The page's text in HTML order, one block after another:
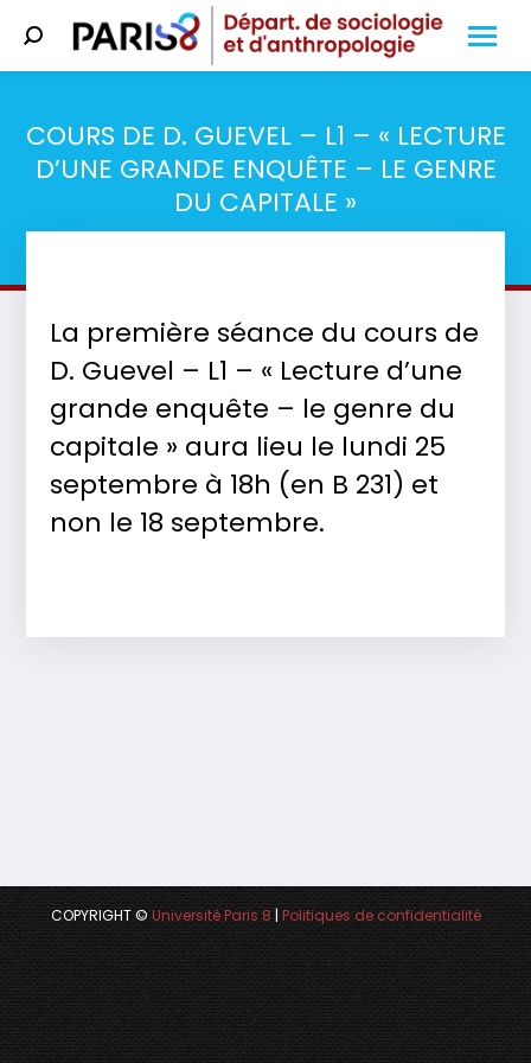
Search:
COURS DE D. GUEVEL – L1 – « LECTURE
D’UNE GRANDE ENQUÊTE – LE GENRE
DU CAPITALE »
Vous êtes ici :
La première séance du cours de
D. Guevel – L1 – « Lecture d’une
grande enquête – le genre du
capitale » aura lieu le lundi 25
septembre à 18h (en B 231) et
non le 18 septembre.
COPYRIGHT ©Université Paris 8|Politiques de confidentialité